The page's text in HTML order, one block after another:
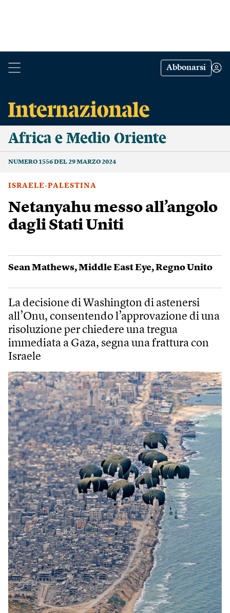
Abbonarsi
Africa e Medio Oriente
NUMERO 1556 DEL 29 MARZO 2024
ISRAELE-PALESTINA
Netanyahu messo all’angolo
dagli Stati Uniti
Sean Mathews,Middle East Eye,Regno Unito
La decisione di Washington di astenersi
all’Onu, consentendo l’approvazione di una
risoluzione per chiedere una tregua
immediata a Gaza, segna una frattura con
Israele